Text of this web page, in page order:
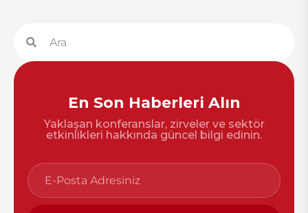
En Son Haberleri Alın
Yaklaşan konferanslar, zirveler ve sektör
etkinlikleri hakkında güncel bilgi edinin.